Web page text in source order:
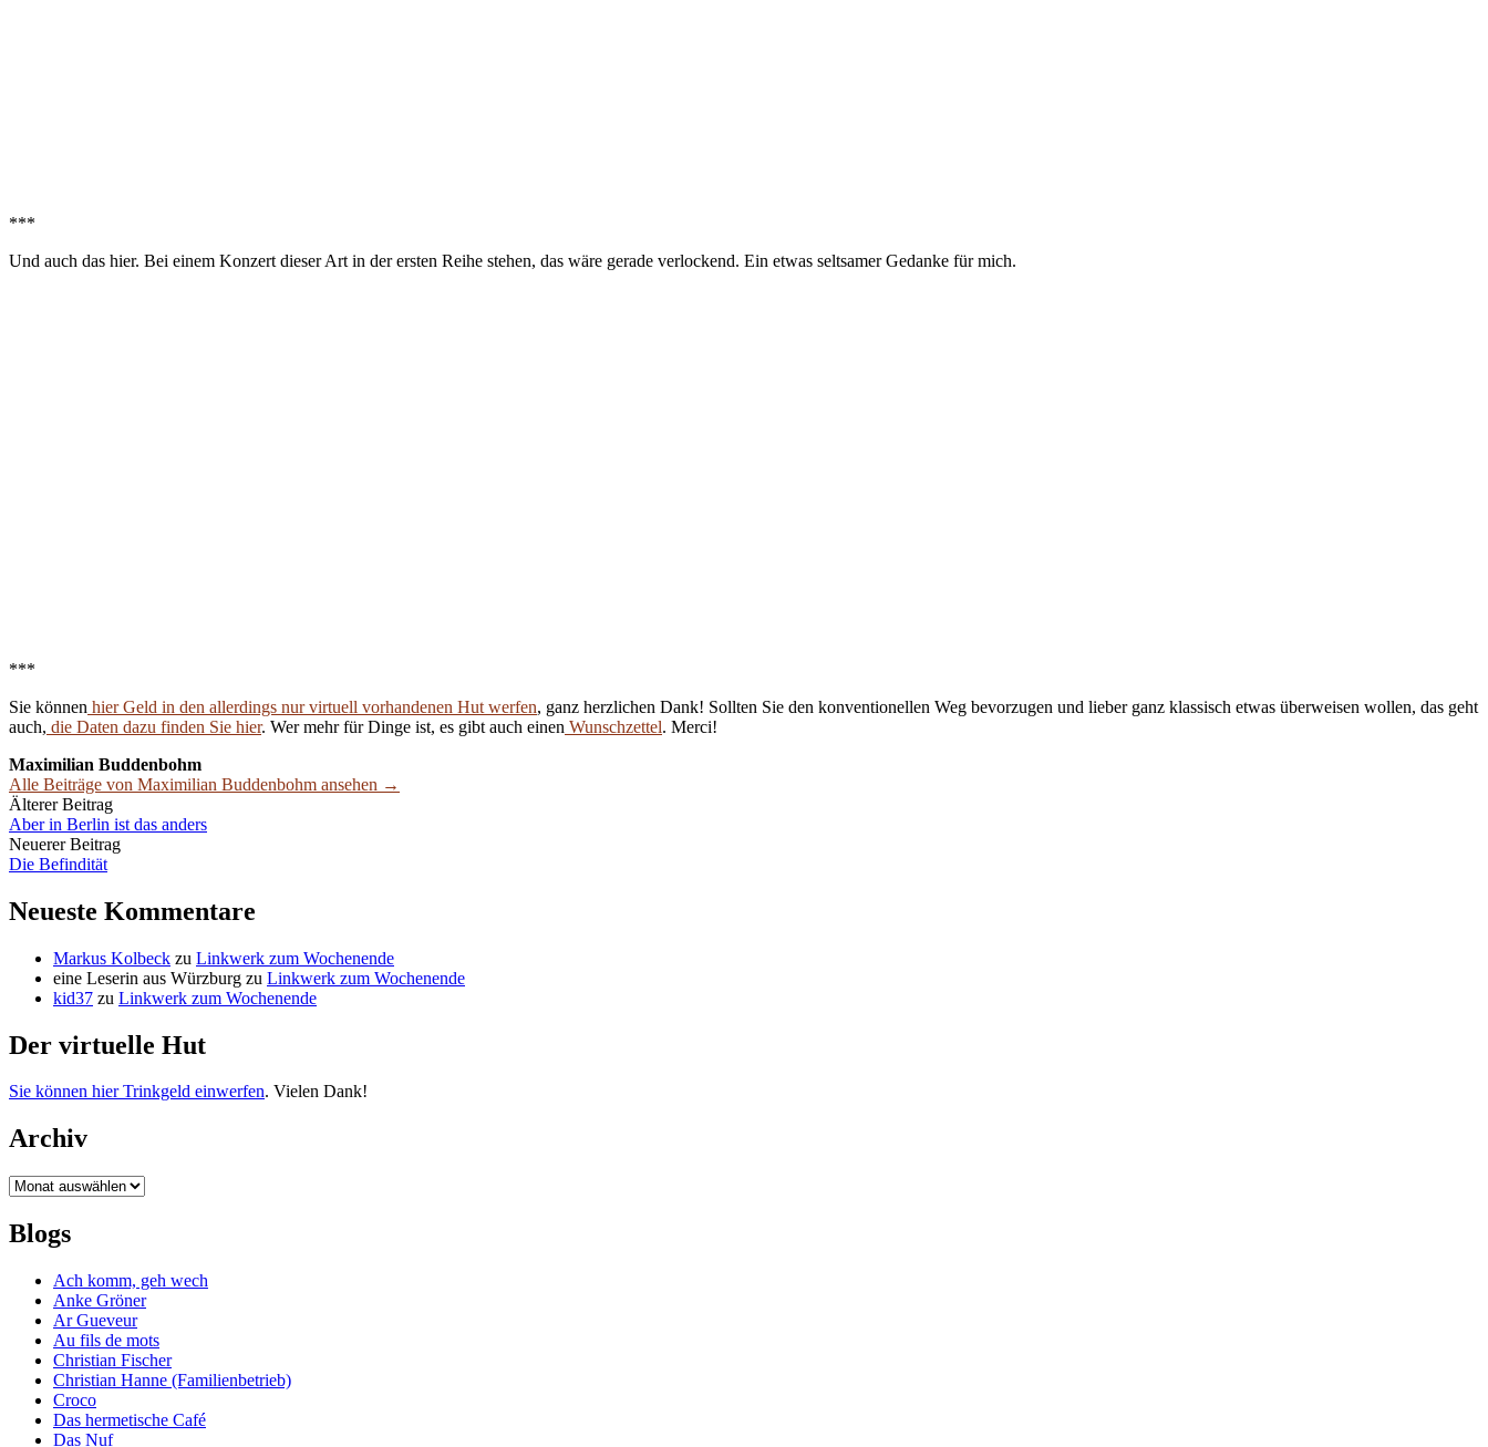
***
Und auch das hier. Bei einem Konzert dieser Art in der ersten Reihe stehen, das wäre gerade verlockend. Ein etwas seltsamer Gedanke für mich.
***
Sie können hier Geld in den allerdings nur virtuell vorhandenen Hut werfen, ganz herzlichen Dank! Sollten Sie den konventionellen Weg bevorzugen und lieber ganz klassisch etwas überweisen wollen, das geht
auch, die Daten dazu finden Sie hier. Wer mehr für Dinge ist, es gibt auch einen Wunschzettel. Merci!
Maximilian Buddenbohm
Alle Beiträge von Maximilian Buddenbohm ansehen →
Beitrags-
Navigation
Älterer Beitrag
Aber in Berlin ist das anders
Neuerer Beitrag
Die Befindität
Neueste Kommentare
Markus Kolbeck zu Linkwerk zum Wochenende
eine Leserin aus Würzburg zu Linkwerk zum Wochenende
kid37 zu Linkwerk zum Wochenende
Der virtuelle Hut
Sie können hier Trinkgeld einwerfen. Vielen Dank!
Archiv
Archiv
Blogs
Ach komm, geh wech
Anke Gröner
Ar Gueveur
Au fils de mots
Christian Fischer
Christian Hanne (Familienbetrieb)
Croco
Das hermetische Café
Das Nuf